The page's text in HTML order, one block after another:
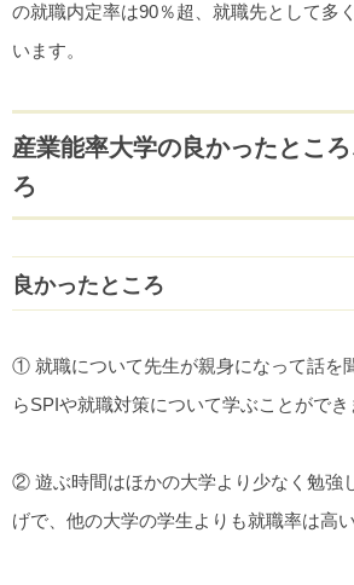
の就職内定率は90％超、就職先として多
います。
産業能率大学の良かったとこ
ろ
良かったところ
① 就職について先生が親身になって話を
らSPIや就職対策について学ぶことができ
② 遊ぶ時間はほかの大学より少なく勉強
げで、他の大学の学生よりも就職率は高